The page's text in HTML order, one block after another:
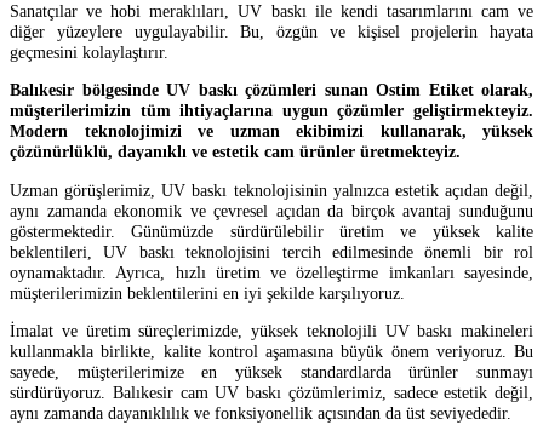
Sanatçılar ve hobi meraklıları, UV baskı ile kendi tasarımlarını cam ve
diğer yüzeylere uygulayabilir. Bu, özgün ve kişisel projelerin hayata
geçmesini kolaylaştırır.
Balıkesir bölgesinde UV baskı çözümleri sunan Ostim Etiket olarak,
müşterilerimizin tüm ihtiyaçlarına uygun çözümler geliştirmekteyiz.
Modern teknolojimizi ve uzman ekibimizi kullanarak, yüksek
çözünürlüklü, dayanıklı ve estetik cam ürünler üretmekteyiz.
Uzman görüşlerimiz, UV baskı teknolojisinin yalnızca estetik açıdan değil,
aynı zamanda ekonomik ve çevresel açıdan da birçok avantaj sunduğunu
göstermektedir. Günümüzde sürdürülebilir üretim ve yüksek kalite
beklentileri, UV baskı teknolojisini tercih edilmesinde önemli bir rol
oynamaktadır. Ayrıca, hızlı üretim ve özelleştirme imkanları sayesinde,
müşterilerimizin beklentilerini en iyi şekilde karşılıyoruz.
İmalat ve üretim süreçlerimizde, yüksek teknolojili UV baskı makineleri
kullanmakla birlikte, kalite kontrol aşamasına büyük önem veriyoruz. Bu
sayede, müşterilerimize en yüksek standardlarda ürünler sunmayı
sürdürüyoruz. Balıkesir cam UV baskı çözümlerimiz, sadece estetik değil,
aynı zamanda dayanıklılık ve fonksiyonellik açısından da üst seviyededir.